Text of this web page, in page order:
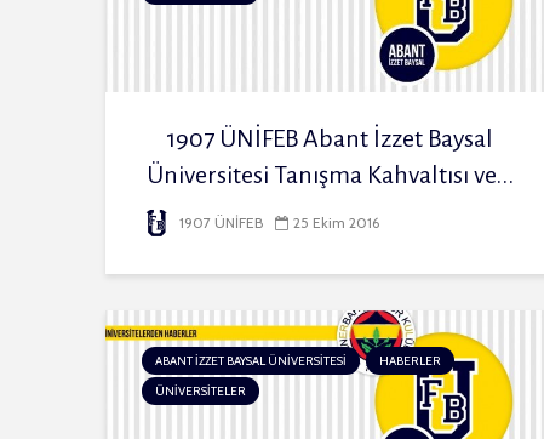
1907 ÜNİFEB Abant İzzet Baysal
Üniversitesi Tanışma Kahvaltısı ve...
1907 ÜNİFEB 25 Ekim 2016
ABANT İZZET BAYSAL ÜNİVERSİTESİ
HABERLER
ÜNİVERSİTELER